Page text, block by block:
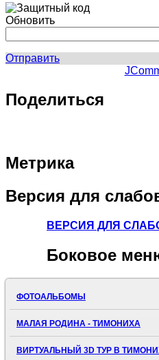
Обновить
Отправить
Поделиться
Метрика
Версия для
ВЕРСИЯ ДЛЯ
Боковое
ФОТОАЛЬБОМЫ
МАЛАЯ РОДИНА - ТИМОНИХА
ВИРТУАЛЬНЫЙ 3D ТУР В